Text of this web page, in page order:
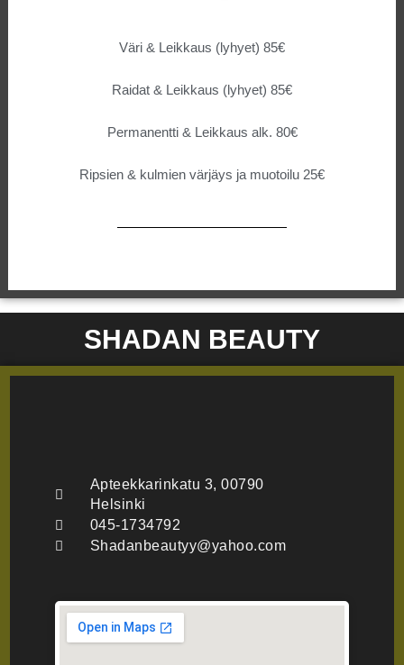
Väri & Leikkaus (lyhyet) 85€
Raidat & Leikkaus (lyhyet) 85€
Permanentti & Leikkaus alk. 80€
Ripsien & kulmien värjäys ja muotoilu 25€
SHADAN BEAUTY
Apteekkarinkatu 3, 00790
Helsinki
045-1734792
Shadanbeautyy@yahoo.com